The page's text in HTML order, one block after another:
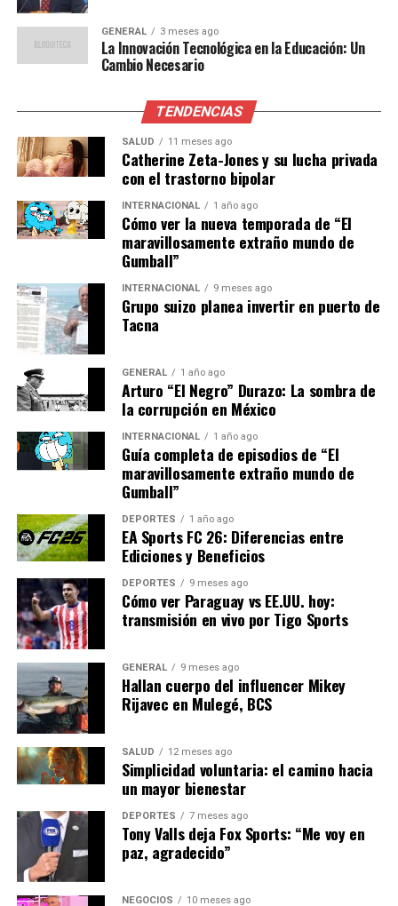
David Boone de la Garza:
Experiencia legislativa y jurídica
David Boone de la Garza, quien asumirá la dirección de la
FECOR, tiene una destacada carrera política y jurídica.
Fue diputado federal del PRI por Coahuila en la LXIII
Legislatura y ha ocupado cargos como asesor del
Congreso de Coahuila y secretario particular del
presidente de la Comisión de Puntos Constitucionales
del Senado de la República.
Presidencia de la Mesa Directiva de la Cámara de
Senadores y secretario particular del titular de la
Procuraduría General de la República (PGR). Su
formación académica incluye una licenciatura en
Derecho por la Universidad Autónoma de Coahuila y una
maestría en Derecho Constitucional y Derechos
Humanos por la Universidad Panamericana.
“David Boone aporta una
valiosa combinación de
experiencia legislativa y
conocimiento jurídico, lo
cual es esencial para su
nuevo rol en la FGR”,
afirmó un experto en
derecho constitucional.
Implicaciones y perspectivas
futuras
Estos nombramientos reflejan un esfuerzo por
fortalecer la estructura de la FGR bajo la dirección de
Ernestina Godoy. La elección de Jiménez y Boone sugiere
un enfoque en la experiencia y el conocimiento técnico,
lo cual podría influir positivamente en la eficiencia y
GENERAL 3 meses ago
La Innovación Tecnológica en la Educación: Un
Cambio Necesario
TENDENCIAS
SALUD 11 meses ago
Catherine Zeta-Jones y su lucha privada
con el trastorno bipolar
INTERNACIONAL 1 año ago
Cómo ver la nueva temporada de “El
maravillosamente extraño mundo de
Gumball”
INTERNACIONAL 9 meses ago
Grupo suizo planea invertir en puerto de
Tacna
GENERAL 1 año ago
Arturo “El Negro” Durazo: La sombra de
la corrupción en México
INTERNACIONAL 1 año ago
Guía completa de episodios de “El
maravillosamente extraño mundo de
Gumball”
DEPORTES 1 año ago
EA Sports FC 26: Diferencias entre
Ediciones y Beneficios
DEPORTES 9 meses ago
Cómo ver Paraguay vs EE.UU. hoy:
transmisión en vivo por Tigo Sports
GENERAL 9 meses ago
Hallan cuerpo del influencer Mikey
Rijavec en Mulegé, BCS
SALUD 12 meses ago
Simplicidad voluntaria: el camino hacia
un mayor bienestar
DEPORTES 7 meses ago
Tony Valls deja Fox Sports: “Me voy en
paz, agradecido”
NEGOCIOS 10 meses ago